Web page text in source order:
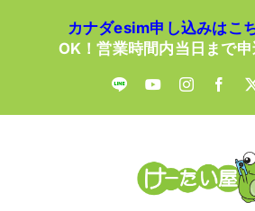
カナダesim申し込みはこ
OK！営業時間内当日まで申
LINE YouTubeInstagram